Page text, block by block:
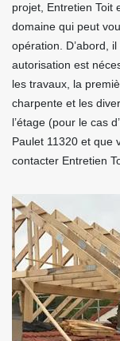
projet, Entretien Toit
domaine qui peut
opération. D’abord,
autorisation est
les travaux, la
charpente et les
l’étage (pour le cas
Paulet 11320 et que
contacter Entretien